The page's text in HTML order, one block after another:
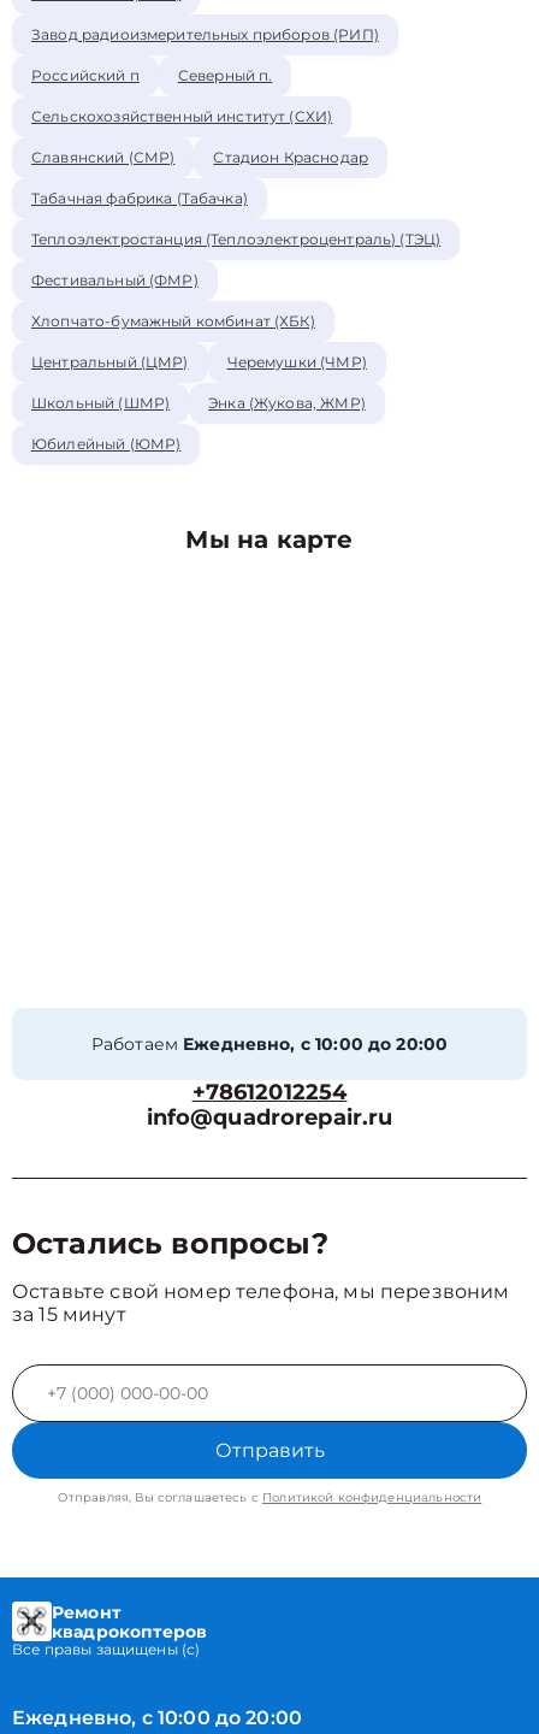
Завод радиоизмерительных приборов (РИП)
Российский п Северный п.
Сельскохозяйственный институт (СХИ)
Славянский (СМР) Стадион Краснодар
Табачная фабрика (Табачка)
Теплоэлектростанция (Теплоэлектроцентраль) (ТЭЦ)
Фестивальный (ФМР)
Хлопчато-бумажный комбинат (ХБК)
Центральный (ЦМР) Черемушки (ЧМР)
Школьный (ШМР) Энка (Жукова, ЖМР)
Юбилейный (ЮМР)
Мы на карте
Работаем Ежедневно, с 10:00 до 20:00
+78612012254
info@quadrorepair.ru
Остались вопросы?
Оставьте свой номер телефона, мы перезвоним
за 15 минут
Отправить
Отправляя, Вы соглашаетесь с Политикой конфиденциальности
Ремонт
квадрокоптеров
Все правы защищены (с)
Ежедневно, с 10:00 до 20:00